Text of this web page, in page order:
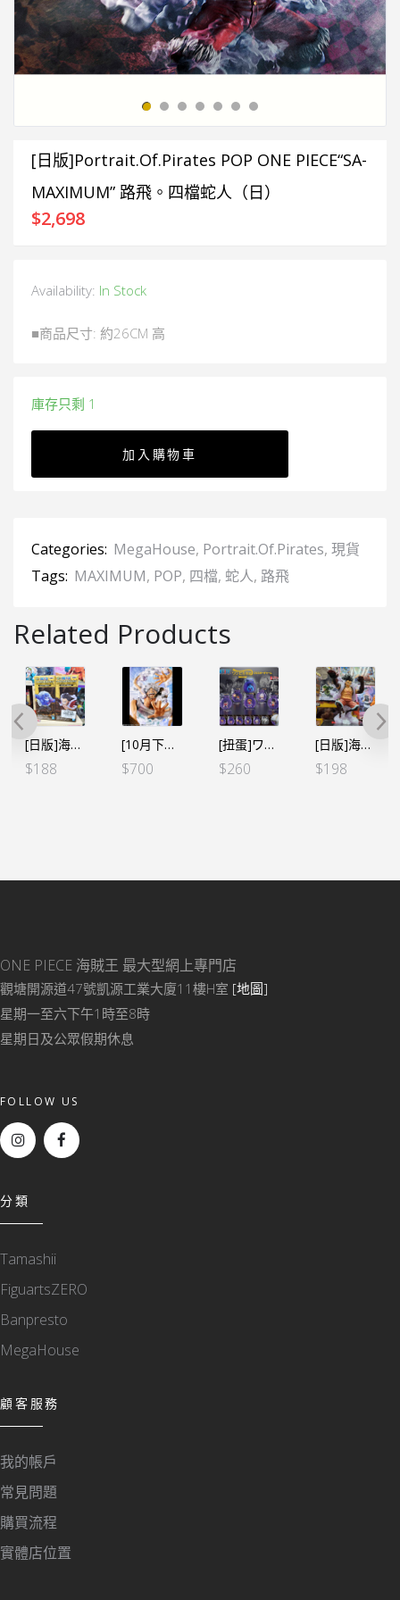
[日版]Portrait.Of.Pirates POP ONE PIECE“SA-
MAXIMUM” 路飛。四檔蛇人（日）
$2,698
Availability: In Stock
■商品尺寸: 約26CM 高
庫存只剩 1
加入購物車
Categories: MegaHouse, Portrait.Of.Pirates, 現貨
Tags: MAXIMUM, POP, 四檔, 蛇人, 路飛
Related Products
[日版]海賊王WCF – 寶藏 四檔路飛VS巴雷托 (2個SET)
$188
[10月下旬預定][日本魂限]P.O.P POP ONE PIECE “Evolutionary History” – 路飛五檔 尼卡 *日版 [全數HK$1468/ 訂金$700]
$700
[扭蛋]ワンピの実 海賊王的果實 路飛珍藏吊飾 全6個SET
$260
[日版]海賊王 KING OF ARTIST KOA – THE MONKEY・D・LUFFY GEAR4-SPECIAL-Ⓐ 路飛 蛇人（日）
$198
ONE PIECE 海賊王 最大型網上專門店
觀塘開源道47號凱源工業大廈11樓H室 [地圖]
星期一至六下午1時至8時
星期日及公眾假期休息
FOLLOW US
分類
Tamashii
FiguartsZERO
Banpresto
MegaHouse
顧客服務
我的帳戶
常見問題
購買流程
實體店位置